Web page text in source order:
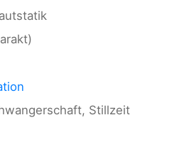
Stillzeit